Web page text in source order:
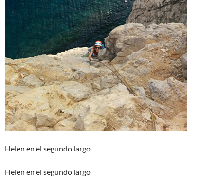
Helen en el segundo largo
Helen en el segundo largo